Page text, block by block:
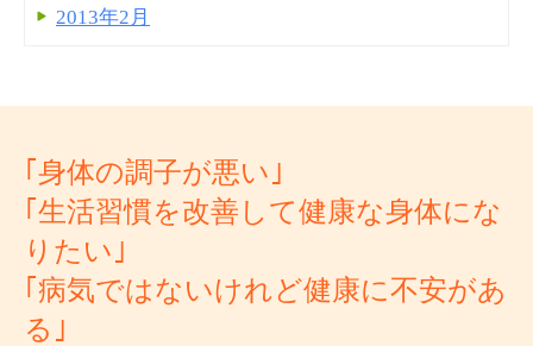
2013年2月
｢身体の調子が悪い｣
｢生活習慣を改善して健康な身体にな
りたい｣
｢病気ではないけれど健康に不安があ
る｣